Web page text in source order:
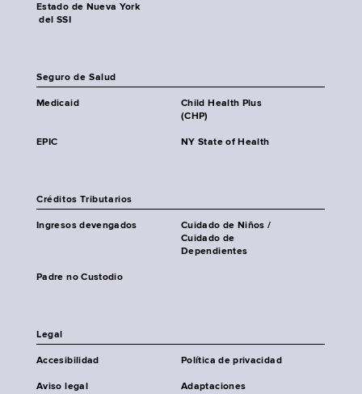
Estado de Nueva York
del SSI
Seguro de Salud
Medicaid
Child Health Plus
(CHP)
EPIC NY State of Health
Créditos Tributarios
Ingresos devengados
Cuidado de Niños /
Cuidado de
Dependientes
Padre no Custodio
Legal
Accesibilidad Política de privacidad
Aviso legal
Adaptaciones